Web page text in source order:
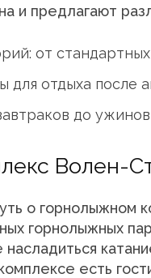
и предлагают
от
для отдыха после
до
Волен-
о горнолыжном
горнолыжных
есть